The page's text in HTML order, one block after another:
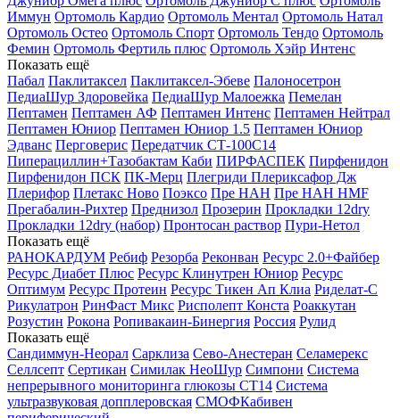
Иммун Ортомоль Кардио Ортомоль Ментал Ортомоль Натал
Ортомоль Остео Ортомоль Спорт Ортомоль Тендо Ортомоль
Фемин Ортомоль Фертиль плюс Ортомоль Хэйр Интенс
Показать ещё
Пабал Паклитаксел Паклитаксел-Эбеве Палоносетрон
ПедиаШур Здоровейка ПедиаШур Малоежка Пемелан
Пептамен Пептамен АФ Пептамен Интенс Пептамен Нейтрал
Пептамен Юниор Пептамен Юниор 1.5 Пептамен Юниор
Эдванс Перговерис Передатчик СТ-100С14
Пиперациллин+Тазобактам Каби ПИРФАСПЕК Пирфенидон
Пирфенидон ПСК ПК-Мерц Плегриди Плериксафор Дж
Плерифор Плетакс Ново Поэксо Пре НАН Пре НАН HMF
Прегабалин-Рихтер Преднизол Прозерин Прокладки 12dry
Прокладки 12dry (набор) Пронтосан раствор Пури-Нетол
Показать ещё
РАНОКАРДУМ Ребиф Резорба Реконван Ресурс 2.0+Файбер
Ресурс Диабет Плюс Ресурс Клинутрен Юниор Ресурс
Оптимум Ресурс Протеин Ресурс Тикен Ап Клиа Риделат-С
Рикулатрон РинФаст Микс Рисполепт Конста Роаккутан
Розустин Рокона Ропивакаин-Бинергия Россия Рулид
Показать ещё
Сандиммун-Неорал Сарклиза Сево-Анестеран Селамерекс
Селлсепт Сертикан Симилак НеоШур Симпони Система
непрерывного мониторинга глюкозы СТ14 Система
ультразвуковая допплеровская СМОФКабивен